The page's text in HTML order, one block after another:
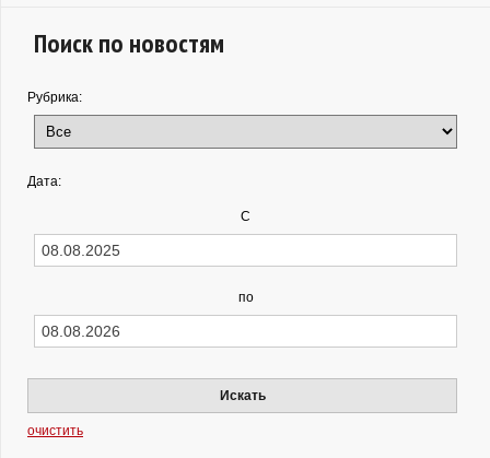
Поиск по новостям
Рубрика:
Дата:
С
по
Искать
очистить